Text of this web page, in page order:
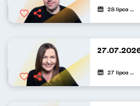
28 lipca 2026
Nowy Świat po południu 27.07.2026
27 lipca 2026